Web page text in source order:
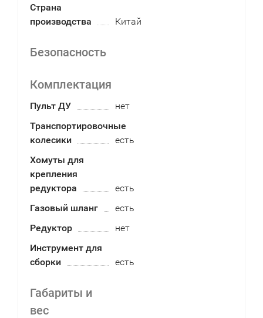
Страна
производства
Китай
Безопасность
Комплектация
Пульт ДУ
нет
Транспортировочные
колесики
есть
Хомуты для
крепления
редуктора
есть
Газовый шланг
есть
Редуктор
нет
Инструмент для
сборки
есть
Габариты и
вес